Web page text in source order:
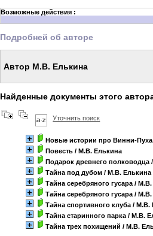
Возможные действия :
Подробней об авторе
Автор М.В. Елькина
Найденные документы этого
Уточнить поиск
Новые истории про Винни-
Повесть / М.В. Елькина
Подарок древнего полководца
Тайна под дубом / М.В. Елькина
Тайна серебряного гусара / М.В.
Тайна серебряного гусара / М.В.
Тайна спортивного клуба / М.В.
Тайна старинного парка / М.В.
Тайна трех похищений / М.В.